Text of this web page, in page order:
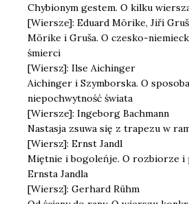
Chybionym gestem. O kilku
[Wiersze]: Eduard Mörike, Jiří
Mörike i Gruša. O czesko-
śmierci
[Wiersz]: Ilse Aichinger
Aichinger i Szymborska. O
niepochwytność świata
[Wiersze]: Ingeborg Bachmann
Nastasja zsuwa się z trapezu w
[Wiersz]: Ernst Jandl
Miętnie i bogoleńje. O rozbiorze i
Ernsta Jandla
[Wiersz]: Gerhard Rühm